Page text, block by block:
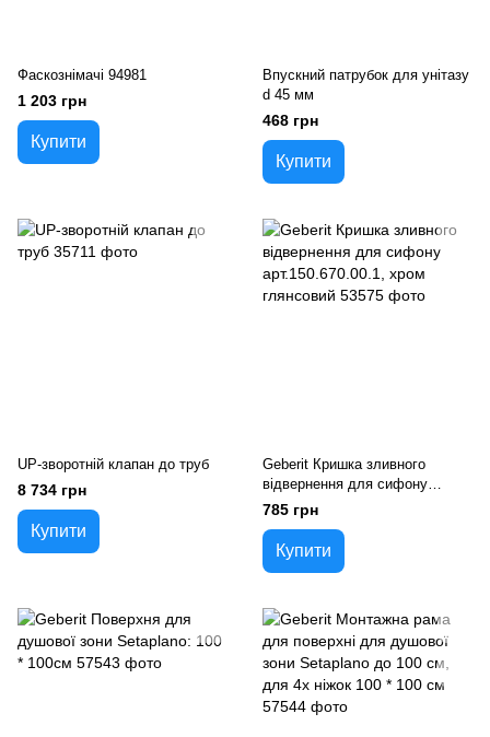
Фаскознімачі 94981
1 203 грн
Купити
Впускний патрубок для унiтазу
d 45 мм
468 грн
Купити
UP-зворотній клапан до труб
8 734 грн
Купити
Geberit Кришка зливного
відвернення для сифону
арт.150.670.00.1, хром
глянсовий
785 грн
Купити